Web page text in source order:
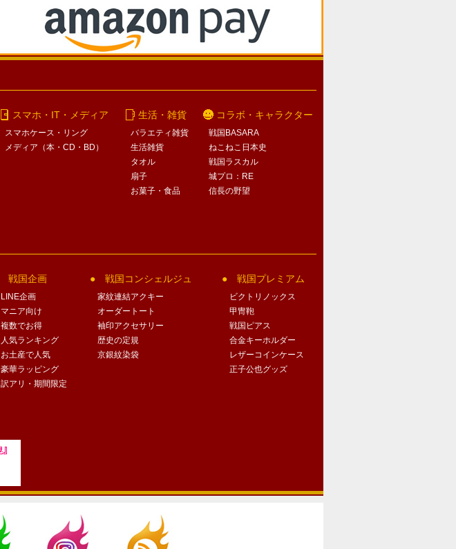
スマホ・IT・メディア
スマホケース・リング
メディア（本・CD・BD）
生活・雑貨
バラエティ雑貨
生活雑貨
タオル
扇子
お菓子・食品
コラボ・キャラクター
戦国BASARA
ねこねこ日本史
戦国ラスカル
城プロ：RE
信長の野望
戦国企画
LINE企画
マニア向け
複数でお得
人気ランキング
お土産で人気
豪華ラッピング
訳アリ・期間限定
戦国コンシェルジュ
家紋連結アクキー
オーダートート
袖印アクセサリー
歴史の定規
京銀紋染袋
戦国プレミアム
ビクトリノックス
甲冑鞄
戦国ピアス
合金キーホルダー
レザーコインケース
正子公也グッズ